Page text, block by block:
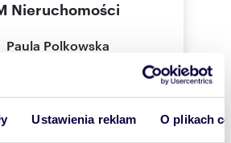
Ustawienia reklam O plikach
Nieruchomości
Paula Polkowska
Pokaż telefon